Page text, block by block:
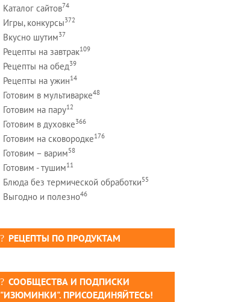
Каталог сайтов74
Игры, конкурсы372
Вкусно шутим37
Рецепты на завтрак109
Рецепты на обед39
Рецепты на ужин14
Готовим в мультиварке48
Готовим на пару12
Готовим в духовке366
Готовим на сковородке176
Готовим – варим58
Готовим - тушим11
Блюда без термической обработки55
Выгодно и полезно46
РЕЦЕПТЫ ПО ПРОДУКТАМ
СООБЩЕСТВА И ПОДПИСКИ
"ИЗЮМИНКИ". ПРИСОЕДИНЯЙТЕСЬ!